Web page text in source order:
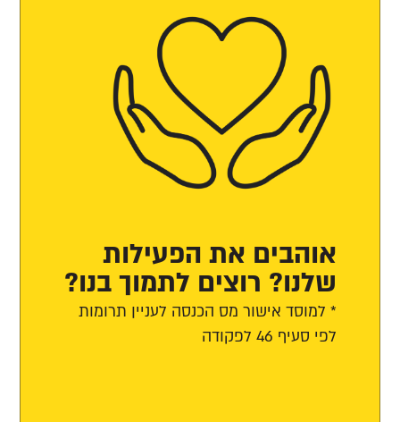
אוהבים את הפעילות
שלנו? רוצים לתמוך בנו?
* למוסד אישור מס הכנסה לעניין תרומות
לפי סעיף 46 לפקודה